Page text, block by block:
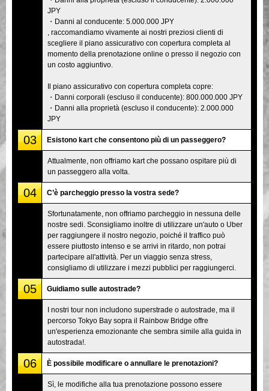
JPY
・Danni al conducente: 5.000.000 JPY
, raccomandiamo vivamente ai nostri preziosi clienti di
scegliere il piano assicurativo con copertura completa al
momento della prenotazione online o presso il negozio con
un costo aggiuntivo.
Il piano assicurativo con copertura completa copre:
・Danni corporali (escluso il conducente): 800.000.000 JPY
・Danni alla proprietà (escluso il conducente): 2.000.000
JPY
03 Esistono kart che consentono più di un passeggero?
Attualmente, non offriamo kart che possano ospitare più di
un passeggero alla volta.
04 C’è parcheggio presso la vostra sede?
Sfortunatamente, non offriamo parcheggio in nessuna delle
nostre sedi. Sconsigliamo inoltre di utilizzare un'auto o Uber
per raggiungere il nostro negozio, poiché il traffico può
essere piuttosto intenso e se arrivi in ritardo, non potrai
partecipare all'attività. Per un viaggio senza stress,
consigliamo di utilizzare i mezzi pubblici per raggiungerci.
05 Guidiamo sulle autostrade?
I nostri tour non includono superstrade o autostrade, ma il
percorso Tokyo Bay sopra il Rainbow Bridge offre
un'esperienza emozionante che sembra simile alla guida in
autostrada!.
06 È possibile modificare o annullare le prenotazioni?
Sì, le modifiche alla tua prenotazione possono essere